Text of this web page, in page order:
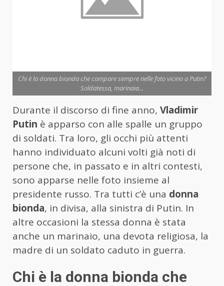
Chi è la donna bionda che compare sempre nelle foto vicino a Putin?
Soldatessa, marinaia...
Durante il discorso di fine anno, Vladimir
Putin è apparso con alle spalle un gruppo
di soldati. Tra loro, gli occhi più attenti
hanno individuato alcuni volti già noti di
persone che, in passato e in altri contesti,
sono apparse nelle foto insieme al
presidente russo. Tra tutti c’è una donna
bionda, in divisa, alla sinistra di Putin. In
altre occasioni la stessa donna è stata
anche un marinaio, una devota religiosa, la
madre di un soldato caduto in guerra.
Chi è la donna bionda che